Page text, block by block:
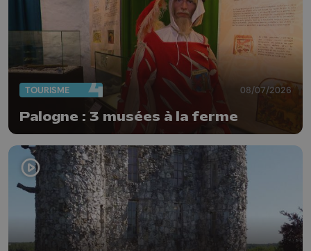
TOURISME 08/07/2026
Palogne : 3 musées à la ferme